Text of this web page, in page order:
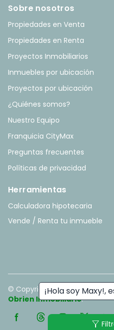
¡Hola soy
filter_alt
Sobre nosotros
Propiedades en Venta
Propiedades en Renta
Proyectos Inmobiliarios
Inmuebles por ubicación
Proyectos por ubicación
¿Quiénes somos?
Nuestro Equipo
Franquicia CityMax
Preguntas frecuentes
Políticas de privacidad
Herramientas
Calculadora hipotecaria
Vende / Renta tu inmueble
© Copyright2026. All rights
Obrien Inmobiliario.